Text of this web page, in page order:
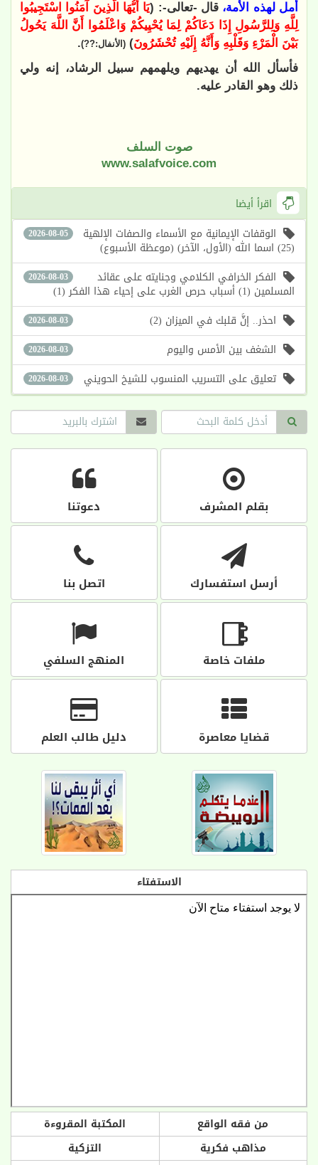
أمل لهذه الأمة، قال -تعالى-: (يَا أَيُّهَا الَّذِينَ آمَنُوا اسْتَجِيبُوا
لِلَّهِ وَلِلرَّسُولِ إِذَا دَعَاكُمْ لِمَا يُحْيِيكُمْ وَاعْلَمُوا أَنَّ اللَّهَ يَحُولُ
بَيْنَ الْمَرْءِ وَقَلْبِهِ وَأَنَّهُ إِلَيْهِ تُحْشَرُونَ) (الأنفال:??).
فأسأل الله أن يهديهم ويلهمهم سبيل الرشاد، إنه ولي
ذلك وهو القادر عليه.
صوت السلف
www.salafvoice.com
اقرأ أيضا
2026-08-05 الوقفات الإيمانية مع الأسماء والصفات الإلهية
(25) اسما الله (الأول، الآخر) (موعظة الأسبوع)
2026-08-03 الفكر الخرافي الكلامي وجنايته على عقائد
المسلمين (1) أسباب حرص الغرب على إحياء هذا الفكر (1)
2026-08-03 احذر.. إنَّ قلبك في الميزان (2)
2026-08-03 الشغف بين الأمس واليوم
2026-08-03 تعليق على التسريب المنسوب للشيخ الحويني
بقلم المشرف دعوتنا
أرسل استفسارك اتصل بنا
ملفات خاصة المنهج السلفي
قضايا معاصرة دليل طالب العلم
الاستفتاء
من فقه الواقع
المكتبة المقروءة
مذاهب فكرية
التزكية